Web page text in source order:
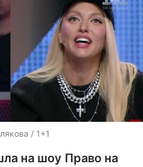
/ 1+1
на шоу Право на